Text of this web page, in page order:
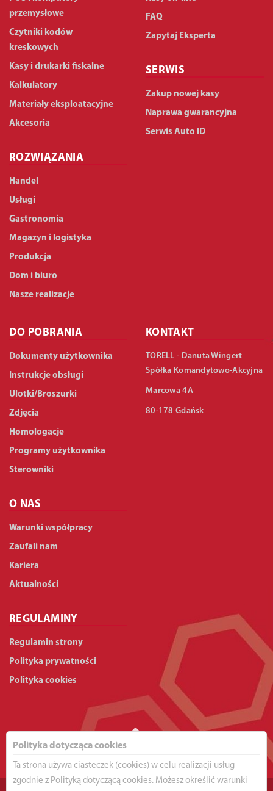
przemysłowe
Czytniki kodów
kreskowych
Kasy i drukarki fiskalne
Kalkulatory
Materiały eksploatacyjne
Akcesoria
ROZWIĄZANIA
Handel
Usługi
Gastronomia
Magazyn i logistyka
Produkcja
Dom i biuro
Nasze realizacje
FAQ
Zapytaj Eksperta
SERWIS
Zakup nowej kasy
Naprawa gwarancyjna
Serwis Auto ID
DO POBRANIA
Dokumenty użytkownika
Instrukcje obsługi
Ulotki/Broszurki
Zdjęcia
Homologacje
Programy użytkownika
Sterowniki
O NAS
Warunki współpracy
Zaufali nam
Kariera
Aktualności
REGULAMINY
Regulamin strony
Polityka prywatności
Polityka cookies
KONTAKT
TORELL - Danuta Wingert
Spółka Komandytowo-Akcyjna
Marcowa 4A
80-178 Gdańsk
Polityka dotycząca cookies
Ta strona używa ciasteczek (cookies) w celu realizacji usług
zgodnie z Polityką dotyczącą cookies. Możesz określić warunki